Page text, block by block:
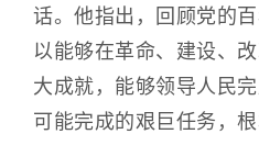
话。他指出，回顾党的
以能够在革命、建设、
大成就，能够领导人民
可能完成的艰巨任务，